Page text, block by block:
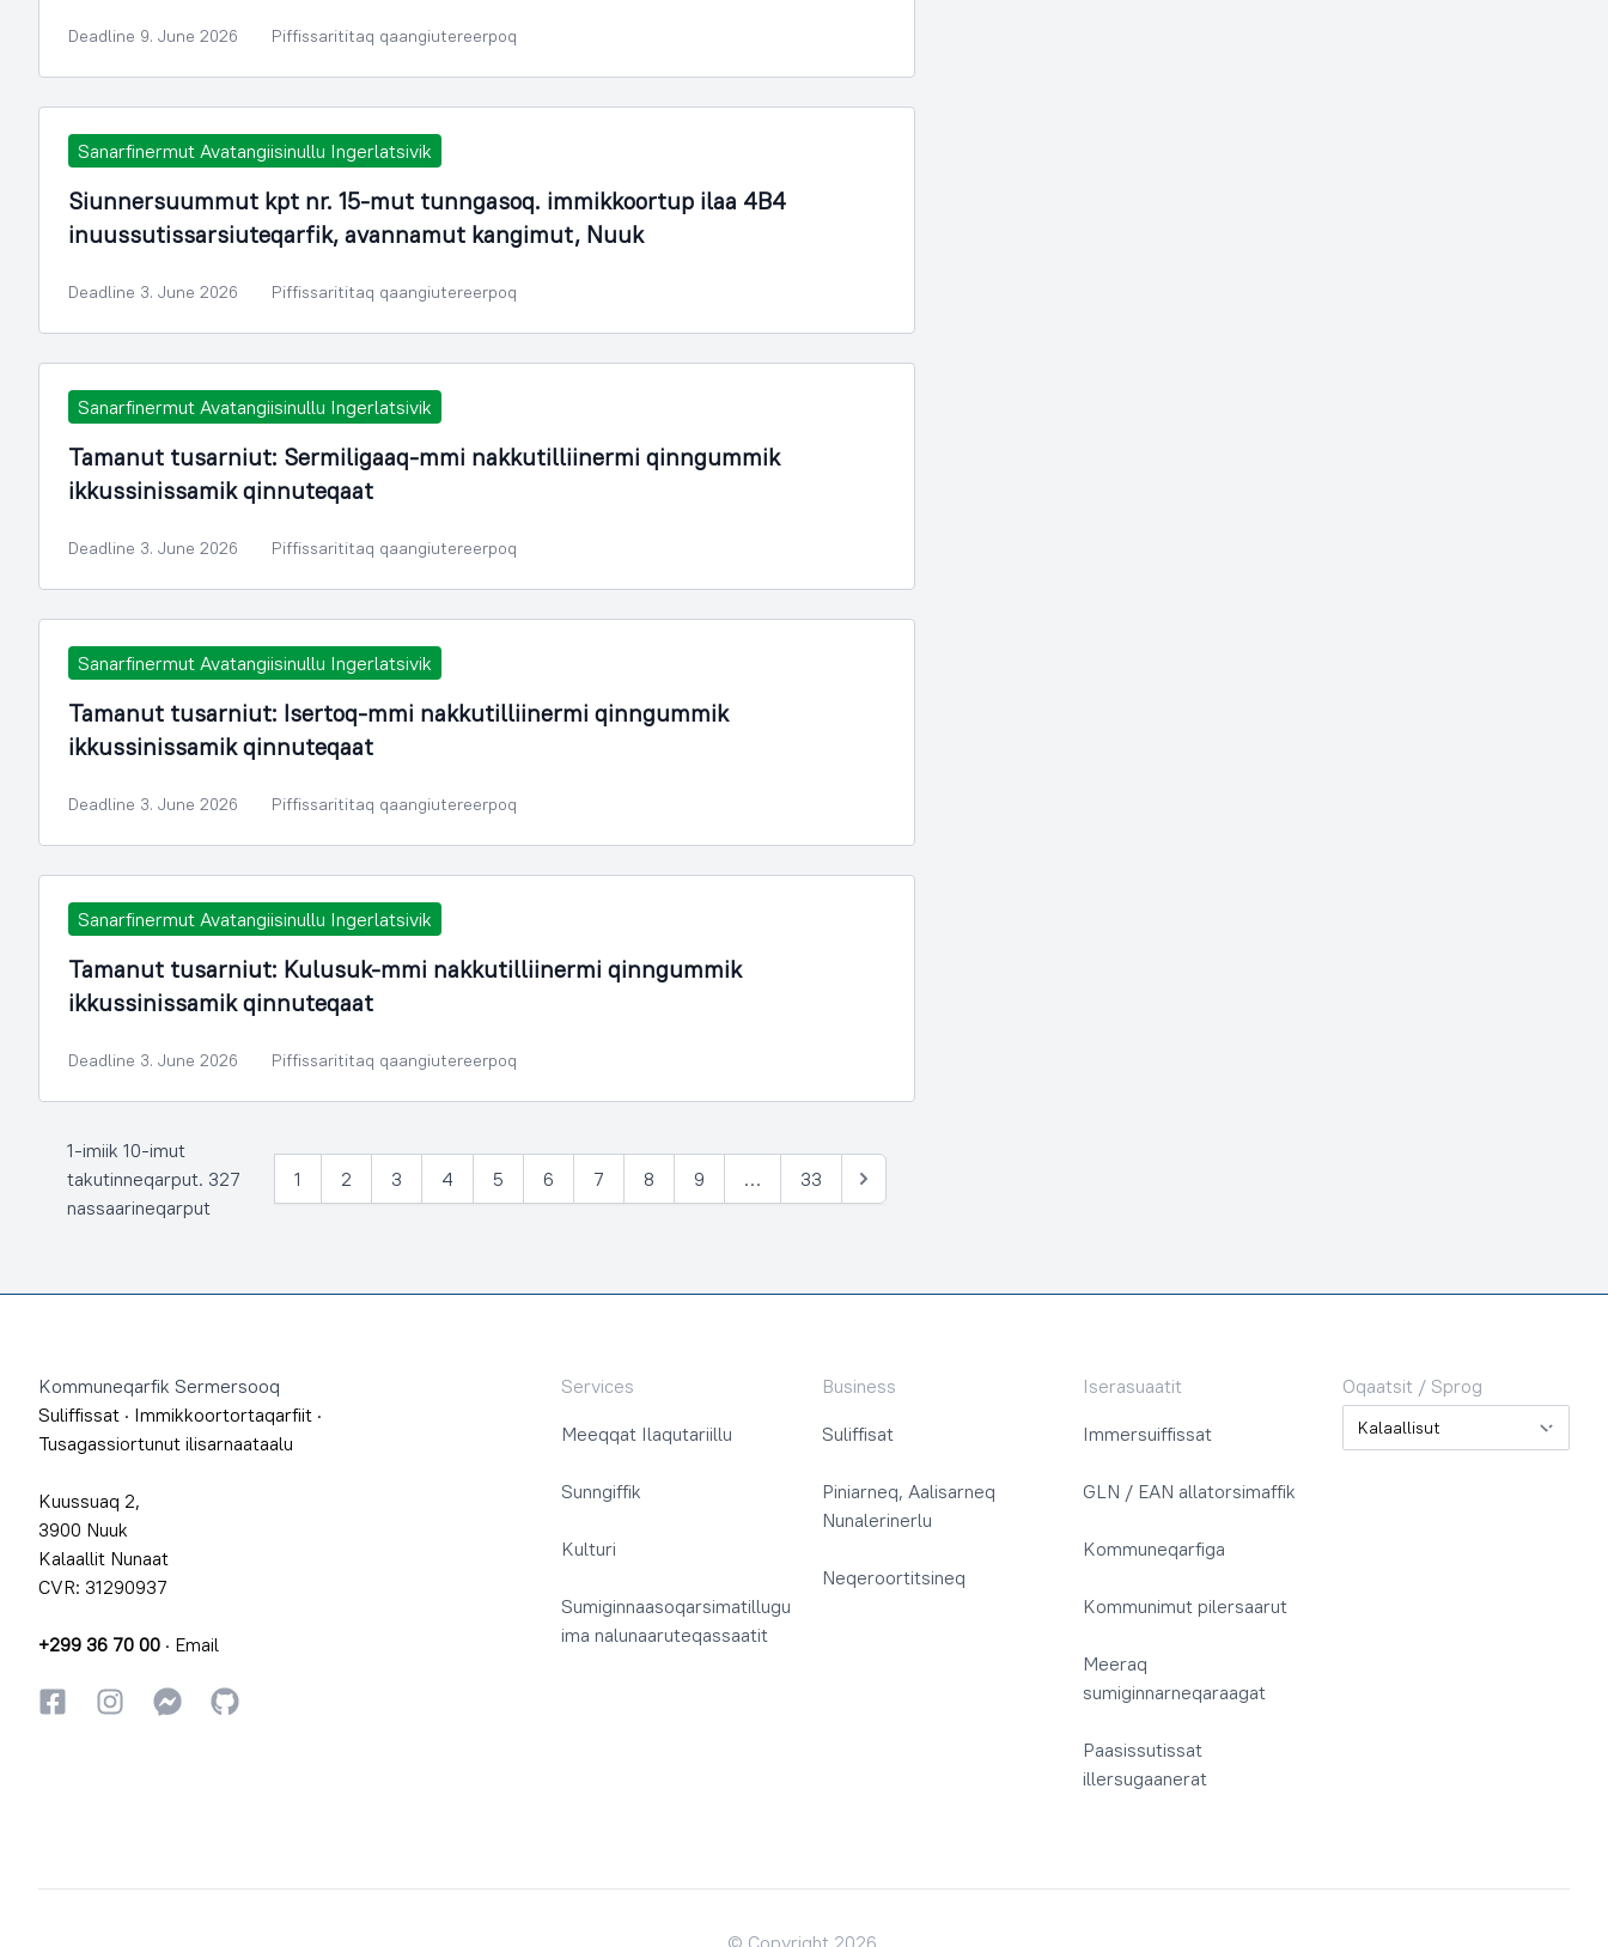
Deadline 9. June 2026 Piffissarititaq qaangiutereerpoq
Sanarfinermut Avatangiisinullu Ingerlatsivik
Siunnersuummut kpt nr. 15-mut tunngasoq. immikkoortup ilaa 4B4
inuussutissarsiuteqarfik, avannamut kangimut, Nuuk
Deadline 3. June 2026 Piffissarititaq qaangiutereerpoq
Sanarfinermut Avatangiisinullu Ingerlatsivik
Tamanut tusarniut: Sermiligaaq-mmi nakkutilliinermi qinngummik
ikkussinissamik qinnuteqaat
Deadline 3. June 2026 Piffissarititaq qaangiutereerpoq
Sanarfinermut Avatangiisinullu Ingerlatsivik
Tamanut tusarniut: Isertoq-mmi nakkutilliinermi qinngummik
ikkussinissamik qinnuteqaat
Deadline 3. June 2026 Piffissarititaq qaangiutereerpoq
Sanarfinermut Avatangiisinullu Ingerlatsivik
Tamanut tusarniut: Kulusuk-mmi nakkutilliinermi qinngummik
ikkussinissamik qinnuteqaat
Deadline 3. June 2026 Piffissarititaq qaangiutereerpoq
1-imiik 10-imut
takutinneqarput. 327
nassaarineqarput
1 2 3 4 5 6 7 8 9 … 33
Tullia
Kommuneqarfik Sermersooq
Suliffissat · Immikkoortortaqarfiit ·
Tusagassiortunut ilisarnaataalu
Kuussuaq 2,
3900 Nuuk
Kalaallit Nunaat
CVR: 31290937
+299 36 70 00 · Email
FacebookkiInstagrammiInstagrammi
GitHub
Services
Meeqqat Ilaqutariillu
Sunngiffik
Kulturi
Sumiginnaasoqarsimatillugu
ima nalunaaruteqassaatit
Business
Suliffisat
Piniarneq, Aalisarneq
Nunalerinerlu
Neqeroortitsineq
Iserasuaatit
Immersuiffissat
GLN / EAN allatorsimaffik
Kommuneqarfiga
Kommunimut pilersaarut
Meeraq
sumiginnarneqaraagat
Paasissutissat
illersugaanerat
Oqaatsit / Sprog
Oqaatsit / Sprog
© Copyright 2026.